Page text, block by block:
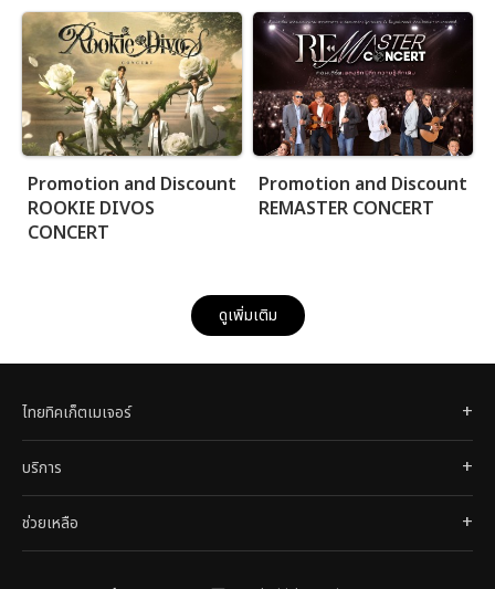
Promotion and Discount
ROOKIE DIVOS
CONCERT
Promotion and Discount
REMASTER CONCERT
ดูเพิ่มเติม
ไทยทิคเก็ตเมเจอร์
บริการ
ช่วยเหลือ